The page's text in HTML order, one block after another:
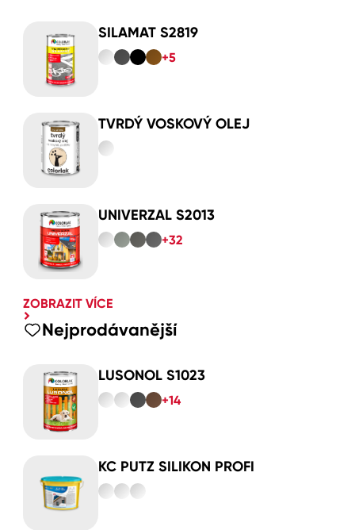
SILAMAT S2819
+5
TVRDÝ VOSKOVÝ OLEJ
UNIVERZAL S2013
+32
ZOBRAZIT VÍCE
Nejprodávanější
LUSONOL S1023
+14
KC PUTZ SILIKON PROFI